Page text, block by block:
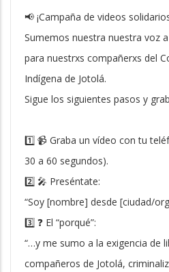
📢 ¡Campaña de videos
Sumemos nuestra nuestra voz
para nuestrxs compañerxs del
Indígena de Jotolá.
Sigue los siguientes pasos y
1️⃣ 📹 Graba un vídeo con tu
30 a 60 segundos).
2️⃣ 🎤 Preséntate:
“Soy [nombre] desde [ciudad/
3️⃣ ❓ El “porqué”:
“…y me sumo a la exigencia de
compañeros de Jotolá,